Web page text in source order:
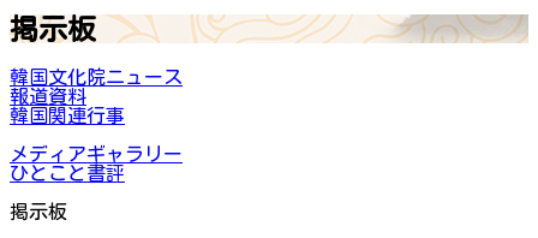
掲示板
韓国文化院ニュース
報道資料
韓国関連行事
メディアギャラリー
ひとこと書評
掲示板